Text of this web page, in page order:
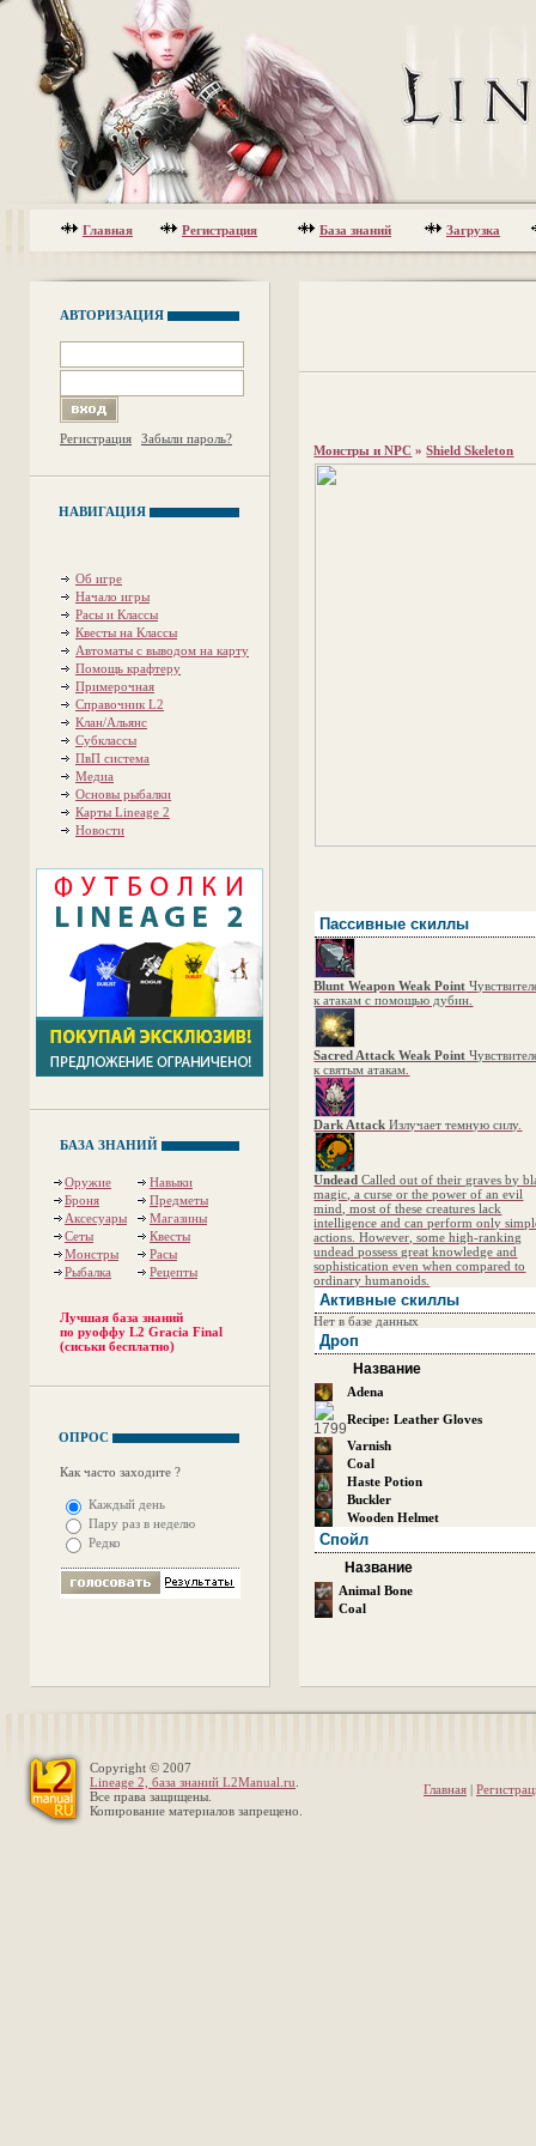
Главная Регистрация База знаний Загрузка
АВТОРИЗАЦИЯ
Регистрация Забыли пароль?
НАВИГАЦИЯ
Об игре
Начало игры
Расы и Классы
Квесты на Классы
Автоматы с выводом на карту
Помощь крафтеру
Примерочная
Справочник L2
Клан/Альянс
Субклассы
ПвП система
Медиа
Основы рыбалки
Карты Lineage 2
Новости
БАЗА ЗНАНИЙ
Оружие
Навыки
Броня
Предметы
Аксесуары
Магазины
Сеты
Квесты
Монстры
Расы
Рыбалка
Рецепты
Лучшая база знаний
по руоффу L2 Gracia Final
(сиськи бесплатно)
ОПРОС
Как часто заходите ?
Каждый день
Пару раз в неделю
Редко
Монстры и NPC »Shield Skeleton
Пассивные скиллы
Blunt Weapon Weak Point
к атакам с помощью дубин.
Sacred Attack Weak Point
к святым атакам.
Dark Attack Излучает темную силу.
Undead Called out of their graves by
magic, a curse or the power of an evil
mind, most of these creatures lack
intelligence and can perform only
actions. However, some high-ranking
undead possess great knowledge and
sophistication even when compared to
ordinary humanoids.
Активные скиллы
Нет в базе данных
Дроп
Название
Adena
Recipe: Leather Gloves
Varnish
Coal
Haste Potion
Buckler
Wooden Helmet
Спойл
Название
Animal Bone
Coal
Copyright © 2007
Lineage 2, база знаний L2Manual.ru
Все права защищены.
Копирование материалов запрещено.
Главная |